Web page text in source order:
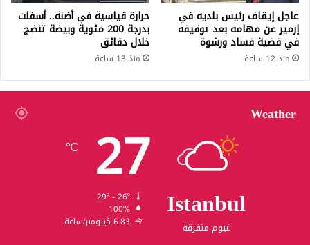
عاجل إيقاف رئيس بلدية في
إزمير عن مهامه بعد توقيفه
في قضية فساد ورشوة
منذ 12 ساعة
حرارة قياسية في أضنة.. أسفلت
بدرجة 200 مئوية وبيضة تنضج
خلال دقائق
منذ 13 ساعة
Weather
Istanbul
غيوم متفرقة
27
℃
100%
6.83 كيلومتر/ساعة